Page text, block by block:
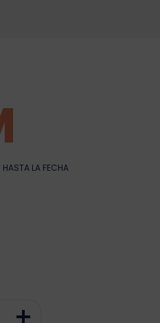
LA FECHA